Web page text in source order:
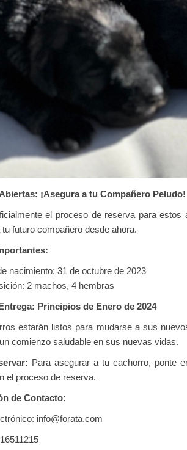
¡Asegura a tu Compañero Peludo!
el proceso de reserva para
futuro compañero desde ahora.
nacimiento: 31 de octubre de 2023
2 machos, 4 hembras
Principios de Enero de 2024
estarán listos para mudarse a sus
comienzo saludable en sus nuevas vidas.
Para asegurar a tu cachorro, ponte
el proceso de reserva.
de Contacto:
info@forata.com